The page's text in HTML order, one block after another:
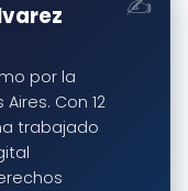
por la
Con 12
trabajado